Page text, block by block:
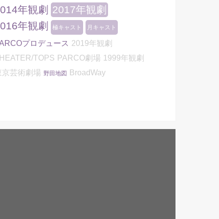
年観劇 2017年観劇
年観劇
極キャスト 月キャスト
プロデュース 2019年観劇
TOPS PARCO劇場 1999年観劇
京芸術劇場 野田地図 BroadWay